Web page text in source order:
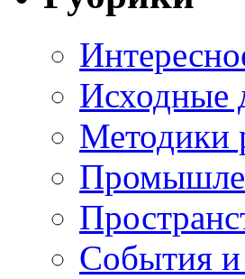
Исходные
Методики
События и